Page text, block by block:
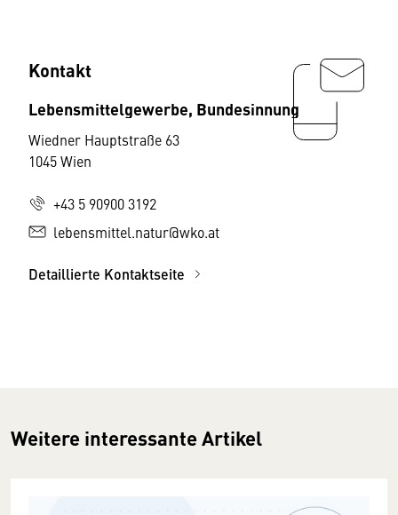
Kontakt
Lebensmittelgewerbe, Bundesinnung
Wiedner Hauptstraße 63
1045 Wien
+43 5 90900 3192
lebensmittel.natur@wko.at
Detaillierte Kontaktseite
Weitere interessante Artikel